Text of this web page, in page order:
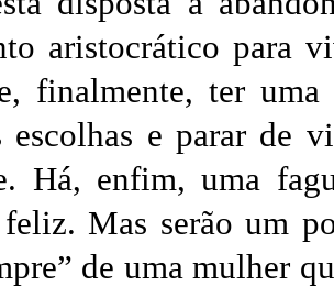
aristocrático para
finalmente, ter
escolhas e parar de
Há, enfim, uma
Mas serão um
de uma mulher